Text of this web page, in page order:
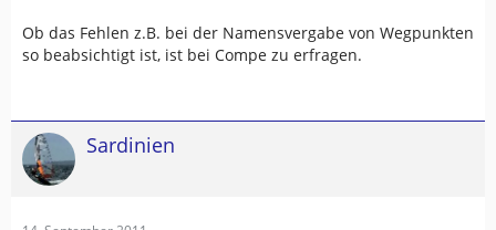
Ob das Fehlen z.B. bei der Namensvergabe von Wegpunkten
so beabsichtigt ist, ist bei Compe zu erfragen.
Sardinien